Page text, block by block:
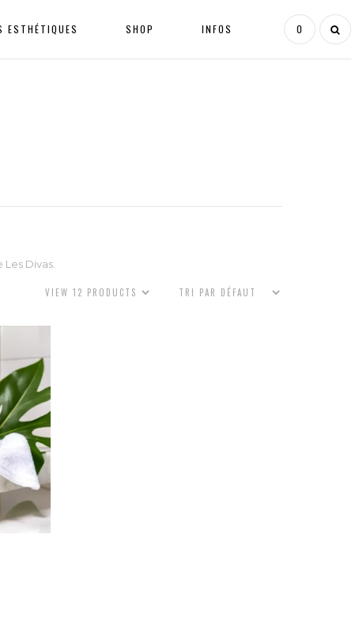
ESTHÉTIQUES SHOP INFOS 0
Divas.